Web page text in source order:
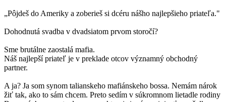
„Pôjdeš do Ameriky a zoberieš si dcéru nášho najlepšieho priateľa."
Dohodnutá svadba v dvadsiatom prvom storočí?
Sme brutálne zaostalá mafia.
Náš najlepší priateľ je v preklade otcov významný obchodný
partner.
A ja? Ja som synom talianskeho mafiánskeho bossa. Nemám nárok
žiť tak, ako to sám chcem. Preto sedím v súkromnom lietadle rodiny